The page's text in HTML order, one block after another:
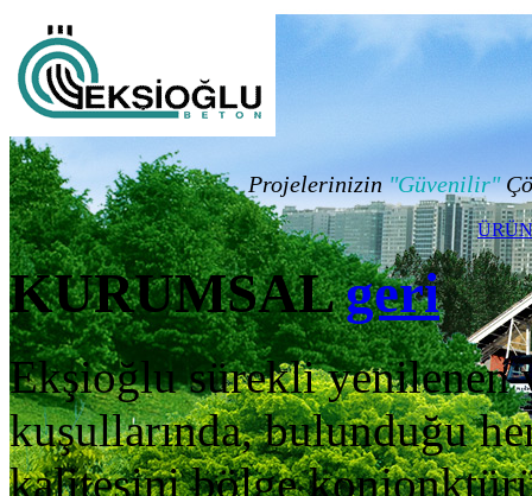
Projelerinizin"Güvenilir"
KURUMSAL geri
Ekşioğlu sürekli yenilenen
kuşullarında, bulunduğu
kalitesini bölge